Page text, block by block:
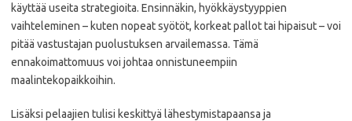
käyttää useita strategioita. Ensinnäkin, hyökkäystyyppien
vaihteleminen – kuten nopeat syötöt, korkeat pallot tai hipaisut – voi
pitää vastustajan puolustuksen arvailemassa. Tämä
ennakoimattomuus voi johtaa onnistuneempiin
maalintekopaikkoihin.
Lisäksi pelaajien tulisi keskittyä lähestymistapaansa ja